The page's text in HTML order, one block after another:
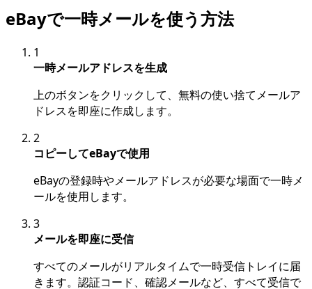
eBayで一時メールを使う方法
1
一時メールアドレスを生成
上のボタンをクリックして、無料の使い捨てメールア
ドレスを即座に作成します。
2
コピーしてeBayで使用
eBayの登録時やメールアドレスが必要な場面で一時メ
ールを使用します。
3
メールを即座に受信
すべてのメールがリアルタイムで一時受信トレイに届
きます。認証コード、確認メールなど、すべて受信で